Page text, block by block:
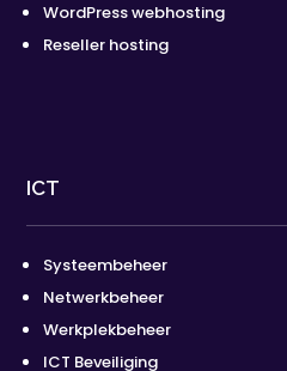
WordPress webhosting
Reseller hosting
ICT
Systeembeheer
Netwerkbeheer
Werkplekbeheer
ICT Beveiliging